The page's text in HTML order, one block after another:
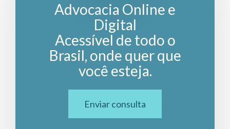
Advocacia Online e
Digital
Acessível de todo o
Brasil, onde quer que
você esteja.
Enviar consulta